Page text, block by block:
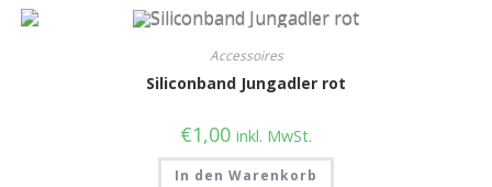
Accessoires
Siliconband Jungadler rot
€1,00 inkl. MwSt.
In den Warenkorb